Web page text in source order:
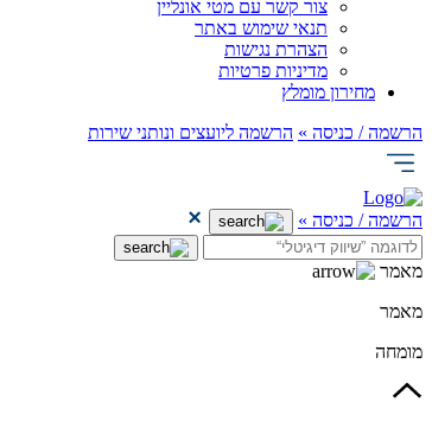
צור קשר עם מטי אונליין
תנאי שימוש באתר
הצהרת נגישות
מדיניות פרטיות
מחירון מומלץ
הרשמה / כניסה » הרשמה ליועצים ונותני שירות
הרשמה / כניסה »
מאמר
מאמר
מומחה